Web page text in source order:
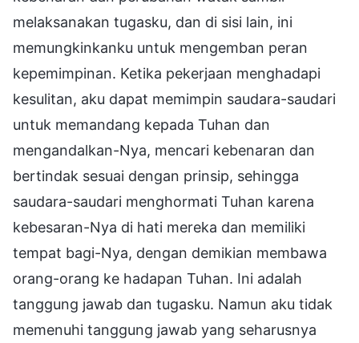
melaksanakan tugasku, dan di sisi lain, ini
memungkinkanku untuk mengemban peran
kepemimpinan. Ketika pekerjaan menghadapi
kesulitan, aku dapat memimpin saudara-saudari
untuk memandang kepada Tuhan dan
mengandalkan-Nya, mencari kebenaran dan
bertindak sesuai dengan prinsip, sehingga
saudara-saudari menghormati Tuhan karena
kebesaran-Nya di hati mereka dan memiliki
tempat bagi-Nya, dengan demikian membawa
orang-orang ke hadapan Tuhan. Ini adalah
tanggung jawab dan tugasku. Namun aku tidak
memenuhi tanggung jawab yang seharusnya